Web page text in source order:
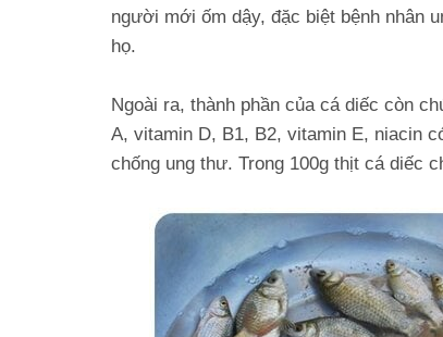
người mới ốm dậy, đặc biệt bệnh nhân
họ.
Ngoài ra, thành phần của cá diếc còn
A, vitamin D, B1, B2, vitamin E, niacin
chống ung thư. Trong 100g thịt cá diếc